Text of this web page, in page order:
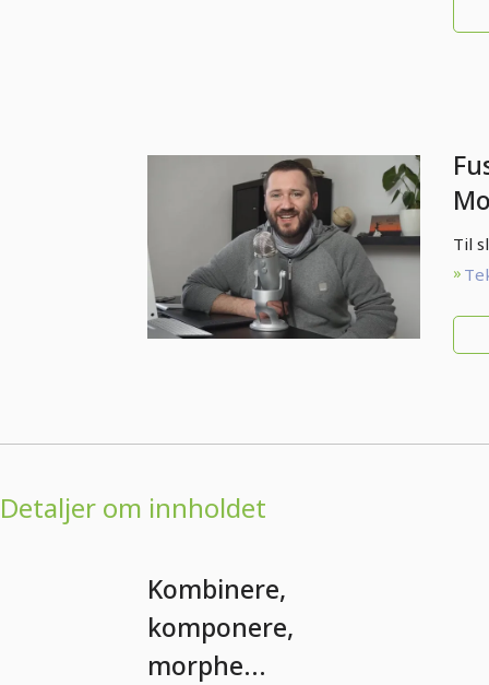
Til
Detaljer om innholdet
Kombinere,
komponere,
morphe...